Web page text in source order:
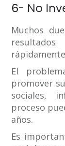
6- No
Muchos
El
promover
sociales,
proceso
años.
Es